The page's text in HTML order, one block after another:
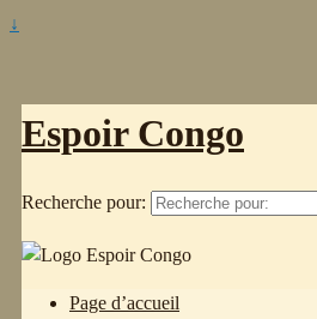
↓
Espoir Congo
Recherche pour:
Page d’accueil